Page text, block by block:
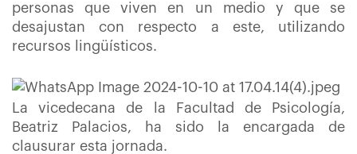
personas que viven en un medio y que se
desajustan con respecto a este, utilizando
recursos lingüísticos.
La vicedecana de la Facultad de Psicología,
Beatriz Palacios, ha sido la encargada de
clausurar esta jornada.